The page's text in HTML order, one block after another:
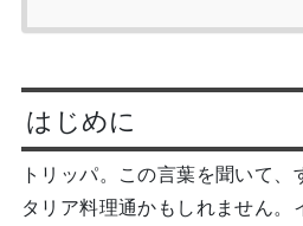
はじめに
トリッパ。この言葉を聞いて
タリア料理通かもしれません。